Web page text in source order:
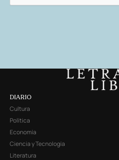
DIARIO
Cultura
Política
Economía
Ciencia y Tecnología
Literatura